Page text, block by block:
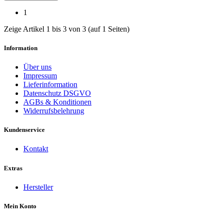
1
Zeige Artikel 1 bis 3 von 3 (auf 1 Seiten)
Information
Über uns
Impressum
Lieferinformation
Datenschutz DSGVO
AGBs & Konditionen
Widerrufsbelehrung
Kundenservice
Kontakt
Extras
Hersteller
Mein Konto